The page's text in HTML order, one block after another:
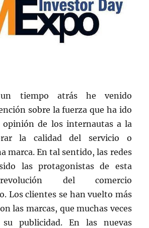
un tiempo atrás he venido
sobre la fuerza que ha ido
opinión de los internautas a la
la calidad del servicio o
marca. En tal sentido, las redes
las protagonistas de esta
del comercio
Los clientes se han vuelto más
las marcas, que muchas veces
publicidad. En las nuevas